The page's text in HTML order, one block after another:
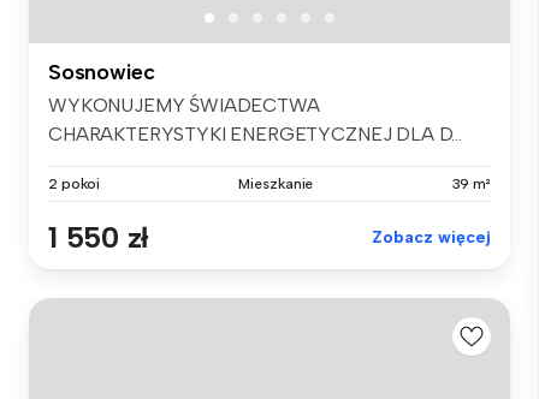
Sosnowiec
WYKONUJEMY ŚWIADECTWA
CHARAKTERYSTYKI ENERGETYCZNEJ DLA D...
2 pokoi Mieszkanie 39 m²
1 550 zł Zobacz więcej